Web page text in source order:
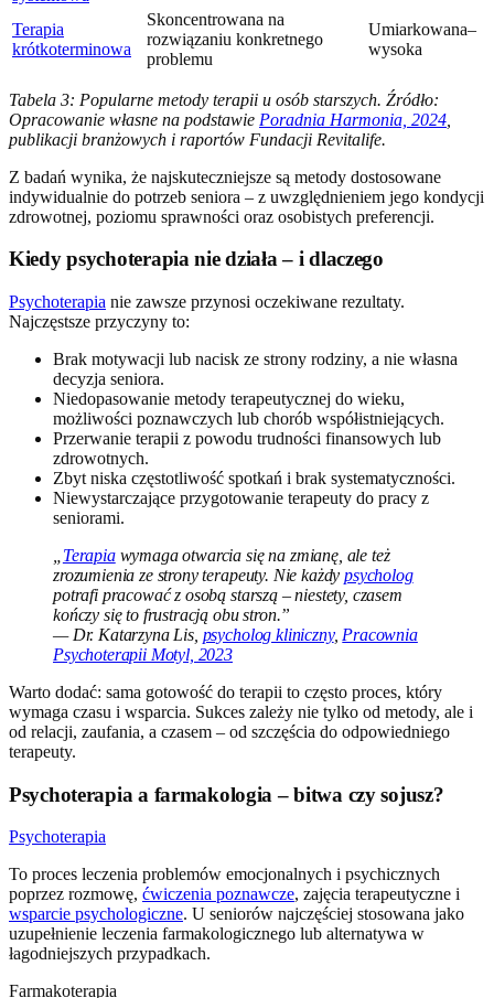
Terapia
krótkoterminowa
Skoncentrowana na
rozwiązaniu konkretnego
problemu
Umiarkowana–
wysoka
Tabela 3: Popularne metody terapii u osób starszych. Źródło:
Opracowanie własne na podstawie Poradnia Harmonia, 2024
publikacji branżowych i raportów Fundacji Revitalife.
Z badań wynika, że najskuteczniejsze są metody dostosowane
indywidualnie do potrzeb seniora – z uwzględnieniem jego kondycji
zdrowotnej, poziomu sprawności oraz osobistych preferencji.
Kiedy psychoterapia nie działa – i dlaczego
Psychoterapia nie zawsze przynosi oczekiwane rezultaty.
Najczęstsze przyczyny to:
Brak motywacji lub nacisk ze strony rodziny, a nie własna
decyzja seniora.
Niedopasowanie metody terapeutycznej do wieku,
możliwości poznawczych lub chorób współistniejących.
Przerwanie terapii z powodu trudności finansowych lub
zdrowotnych.
Zbyt niska częstotliwość spotkań i brak systematyczności.
Niewystarczające przygotowanie terapeuty do pracy z
seniorami.
Terapiawymaga otwarcia się na zmianę, ale też
zrozumienia ze strony terapeuty. Nie każdypsycholog
potrafi pracować z osobą starszą – niestety, czasem
kończy się to frustracją obu stron.”
— Dr. Katarzyna Lis, psycholog kliniczny, Pracownia
Psychoterapii Motyl, 2023
Warto dodać: sama gotowość do terapii to często proces, który
wymaga czasu i wsparcia. Sukces zależy nie tylko od metody, ale i
od relacji, zaufania, a czasem – od szczęścia do odpowiedniego
terapeuty.
Psychoterapia a farmakologia – bitwa czy sojusz?
Psychoterapia
To proces leczenia problemów emocjonalnych i psychicznych
poprzez rozmowę, ćwiczenia poznawcze, zajęcia terapeutyczne i
wsparcie psychologiczne. U seniorów najczęściej stosowana jako
uzupełnienie leczenia farmakologicznego lub alternatywa w
łagodniejszych przypadkach.
Farmakoterapia